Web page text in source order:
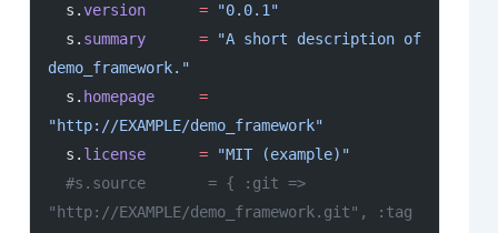
  s.
version
      =
"0.0.1"
  s.
summary
      =
"A short description of
demo_framework."
  s.
homepage
     =
"http://EXAMPLE/demo_framework"
  s.
license
      =
"MIT (example)"
"http://EXAMPLE/demo_framework.git", :tag